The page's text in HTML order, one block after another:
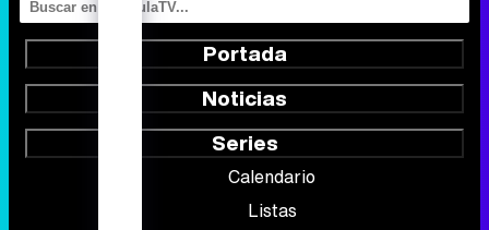
Portada
Noticias
Series
Calendario
Listas